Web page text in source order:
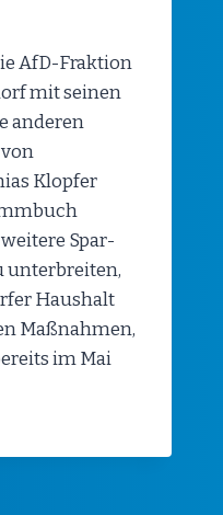
AfD-Fraktion
mit seinen
anderen
Klopfer
Spar-
unterbreiten,
Haushalt
Maßnahmen,
im Mai